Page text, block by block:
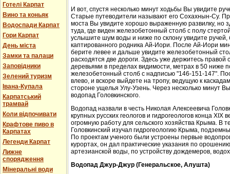
Готелі Карпат
Вино та коньяк
Водоспади Карпат
Гори Карпат
День міста
Замки та палаци
Заповідники
Зелений туризм
Івана-Купала
Карпатський
трамвай
Коли відпочивати
Крафтове пиво в
Карпатах
Легенди Карпат
Лижне
спорядження
Мінеральні води
И вот, спустя несколько минут ходьбы Вы увидите
Старые путеводители называют его Сохахнын-Су.
моста Вы увидите хорошо выраженную развилку, но
туда, где виден железобетонный столб с полу
услышите шум воды и ниже по склону увидите
каптированного родника Ай-Иори. После Ай-Иори
берите левее и дальше увидите железобетонный
расходятся две дороги. Здесь уже держитесь правой
деревьями в пределах видимости, метрах в 50 ниже
железобетонный столб с надписью "146-151-147".
влево, и вскоре выйдете на тропу, ведущую к
стороне ущелья Улу-Узень. Через несколько минут
водопад Головкинского.
Водопад назвали в честь Николая Алексеевича
крупных русских геологов и гидрогеологов конца XIX
огромную работу для сельского хозяйства Крыма. В
Головкинский изучал гидрогеологию Крыма,
По проектам ученого были устроены первые
курортах, он дал практические указания по
артезианской воды, по устройству дождемеров,
Водопад Джур-Джур (Генеральское, Алушта)